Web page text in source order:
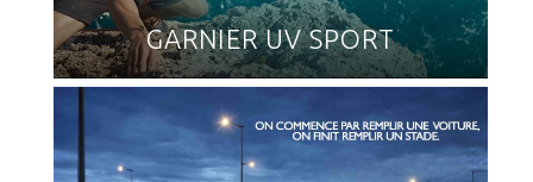
GARNIER UV SPORT